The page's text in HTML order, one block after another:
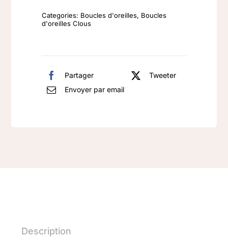
925
Categories: Boucles d'oreilles, Boucles
d'oreilles Clous
Partager
Tweeter
Envoyer par email
Description